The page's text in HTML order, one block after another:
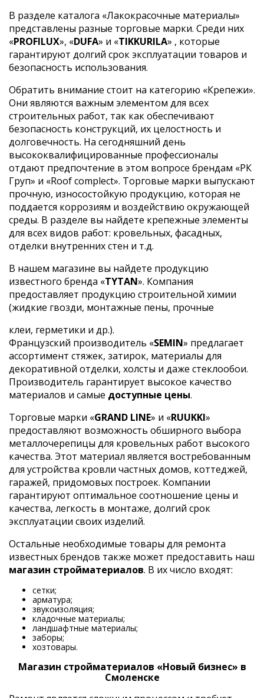
В разделе каталога «Лакокрасочные материалы»
представлены разные торговые марки. Среди них
«PROFILUX», «DUFA» и «TIKKURILA» , которые
гарантируют долгий срок эксплуатации товаров и
безопасность использования.
Обратить внимание стоит на категорию «Крепежи».
Они являются важным элементом для всех
строительных работ, так как обеспечивают
безопасность конструкций, их целостность и
долговечность. На сегодняшний день
высококвалифицированные профессионалы
отдают предпочтение в этом вопросе брендам «РК
Груп» и «Roof complect». Торговые марки выпускают
прочную, износостойкую продукцию, которая не
поддается коррозиям и воздействию окружающей
среды. В разделе вы найдете крепежные элементы
для всех видов работ: кровельных, фасадных,
отделки внутренних стен и т.д.
В нашем магазине вы найдете продукцию
известного бренда «TYTAN». Компания
предоставляет продукцию строительной химии
(жидкие гвозди, монтажные пены, прочные
клеи, герметики и др.).
Французский производитель «SEMIN» предлагает
ассортимент стяжек, затирок, материалы для
декоративной отделки, холсты и даже стеклообои.
Производитель гарантирует высокое качество
материалов и самые доступные цены.
Торговые марки «GRAND LINE» и «RUUKKI»
предоставляют возможность обширного выбора
металлочерепицы для кровельных работ высокого
качества. Этот материал является востребованным
для устройства кровли частных домов, коттеджей,
гаражей, придомовых построек. Компании
гарантируют оптимальное соотношение цены и
качества, легкость в монтаже, долгий срок
эксплуатации своих изделий.
Остальные необходимые товары для ремонта
известных брендов также может предоставить наш
магазин стройматериалов. В их число входят:
сетки;
арматура;
звукоизоляция;
кладочные материалы;
ландшафтные материалы;
заборы;
хозтовары.
Магазин стройматериалов «Новый бизнес» в
Смоленске